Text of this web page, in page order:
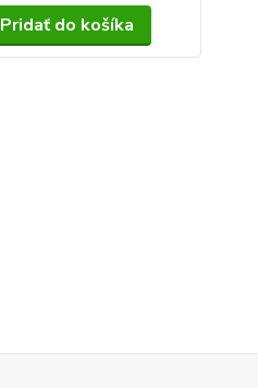
Pridať do košíka